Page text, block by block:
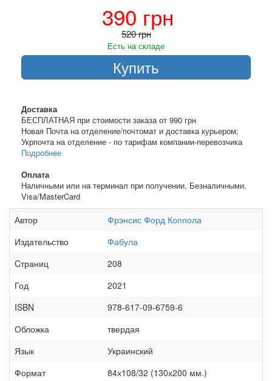
390 грн
520 грн
Есть на складе
Купить
Доставка
БЕСПЛАТНАЯ при стоимости заказа от 990 грн
Новая Почта на отделение/почтомат и доставка курьером;
Укрпочта на отделение - по тарифам компании-перевозчика
Подробнее
Оплата
Наличными или на терминал при получении, Безналичными,
Visa/MasterCard
Автор
Фрэнсис Форд Коппола
Издательство
Фабула
Cтраниц
208
Год
2021
ISBN
978-617-09-6759-6
Обложка
твердая
Язык
Украинский
Формат
84х108/32 (130х200 мм.)